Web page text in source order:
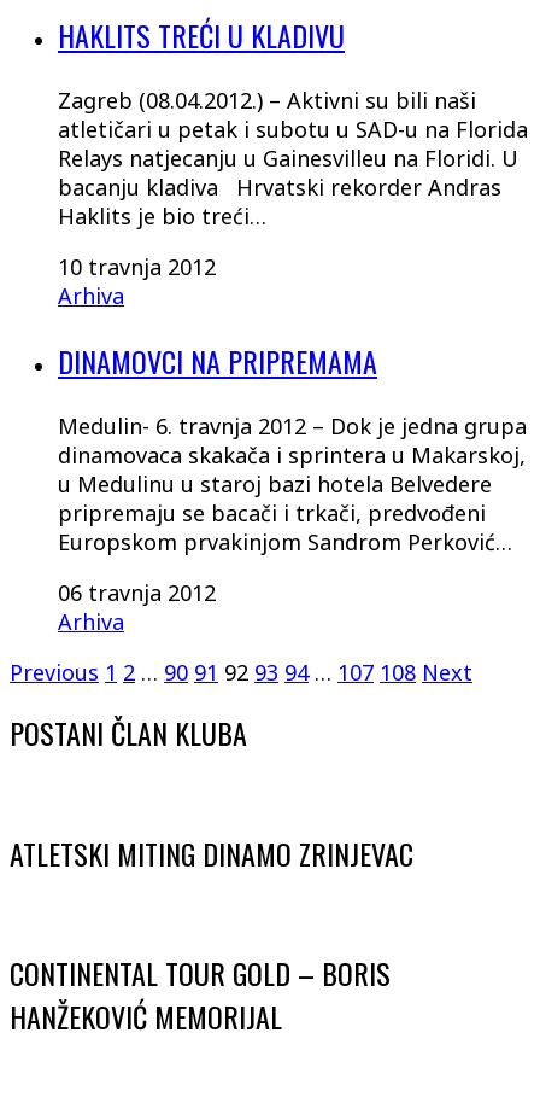
HAKLITS TREĆI U KLADIVU
Zagreb (08.04.2012.) – Aktivni su bili naši
atletičari u petak i subotu u SAD-u na Florida
Relays natjecanju u Gainesvilleu na Floridi. U
bacanju kladiva Hrvatski rekorder Andras
Haklits je bio treći…
10 travnja 2012
Arhiva
DINAMOVCI NA PRIPREMAMA
Medulin- 6. travnja 2012 – Dok je jedna grupa
dinamovaca skakača i sprintera u Makarskoj,
u Medulinu u staroj bazi hotela Belvedere
pripremaju se bacači i trkači, predvođeni
Europskom prvakinjom Sandrom Perković…
06 travnja 2012
Arhiva
Previous 1 2 … 90 91 92 93 94 … 107 108 Next
POSTANI ČLAN KLUBA
ATLETSKI MITING DINAMO ZRINJEVAC
CONTINENTAL TOUR GOLD – BORIS
HANŽEKOVIĆ MEMORIJAL